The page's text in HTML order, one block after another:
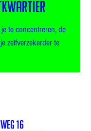
te concentreren, de
zelfverzekerder te
16